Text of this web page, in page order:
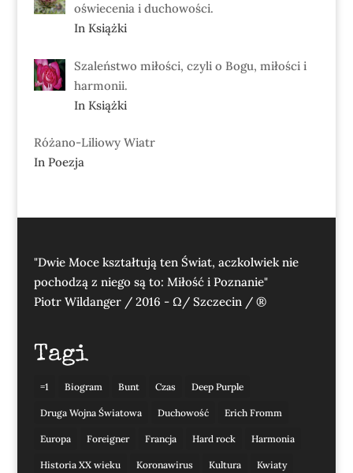
oświecenia i duchowości.
In Książki
Szaleństwo miłości, czyli o Bogu, miłości i
harmonii.
In Książki
Różano-Liliowy Wiatr
In Poezja
"Dwie Moce kształtują ten Świat, aczkolwiek nie
pochodzą z niego są to: Miłość i Poznanie"
Piotr Wildanger / 2016 - Ω/ Szczecin / ®
Tagi
=1 Biogram Bunt Czas Deep Purple
Druga Wojna Światowa Duchowość Erich Fromm
Europa Foreigner Francja Hard rock Harmonia
Historia XX wieku Koronawirus Kultura Kwiaty